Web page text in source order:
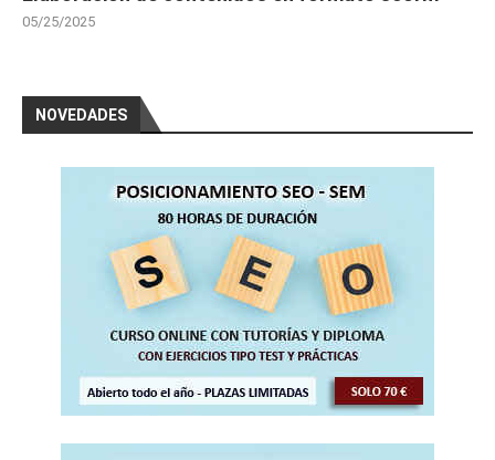
05/25/2025
NOVEDADES